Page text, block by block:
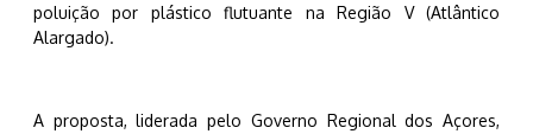
poluição por plástico flutuante na Região V (Atlântico
Alargado).
A proposta, liderada pelo Governo Regional dos Açores,